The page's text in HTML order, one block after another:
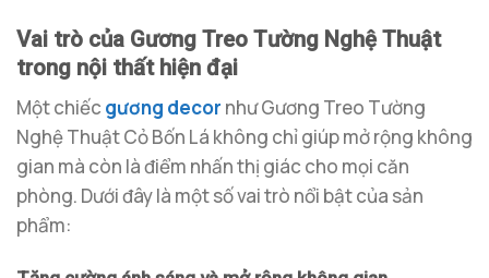
Vai trò của Gương Treo Tường Nghệ Thuật
trong nội thất hiện đại
Một chiếc gương decor như Gương Treo Tường
Nghệ Thuật Cỏ Bốn Lá không chỉ giúp mở rộng không
gian mà còn là điểm nhấn thị giác cho mọi căn
phòng. Dưới đây là một số vai trò nổi bật của sản
phẩm: